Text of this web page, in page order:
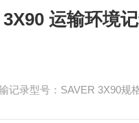
运输环境
记录型号：SAVER 3X90规